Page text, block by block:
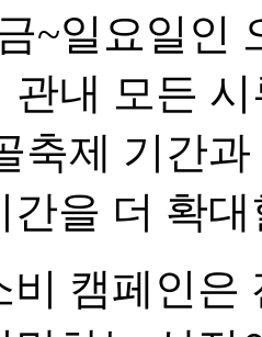
~일요일인
관내 모든
축제 기간
간을 더 확
비 캠페인은